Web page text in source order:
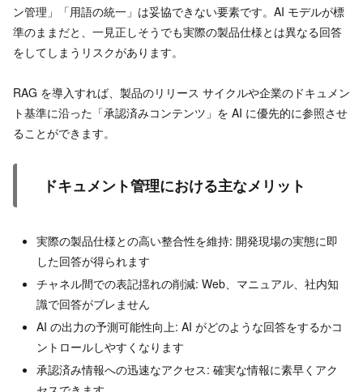
ン管理」「用語の統一」は妥協できない要素です。AI モデルが標
準のままだと、一見正しそうでも実際の製品仕様とは異なる回答
をしてしまうリスクがあります。
RAG を導入すれば、製品のリリース サイクルや企業のドキュメン
ト基準に沿った「承認済みコンテンツ」を AI に優先的に参照させ
ることができます。
ドキュメント管理における主なメリット
実際の製品仕様との高い整合性を維持: 開発現場の実態に即
した回答が得られます
チャネル間での表記揺れの削減: Web、マニュアル、社内知
識で回答がブレません
AI の出力の予測可能性向上: AI がどのような回答をするかコ
ントロールしやすくなります
承認済み情報への迅速なアクセス: 確実な情報に素早くアク